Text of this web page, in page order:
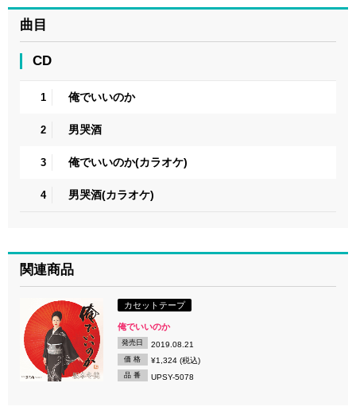
曲目
CD
1 俺でいいのか
2 男哭酒
3 俺でいいのか(カラオケ)
4 男哭酒(カラオケ)
関連商品
カセットテープ
俺でいいのか
発売日 2019.08.21
価 格 ¥1,324 (税込)
品 番 UPSY-5078